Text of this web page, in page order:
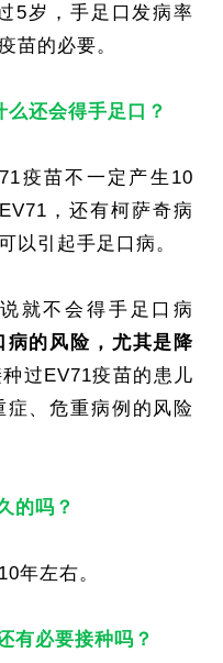
5岁，手足口发病率
苗的必要。
还会得手足口？
疫苗不一定产生10
，还有柯萨奇病
以引起手足口病。
就不会得手足口病
病的风险，尤其是降
种过EV71疫苗的患儿
、危重病例的风险
的吗？
年左右。
有必要接种吗？